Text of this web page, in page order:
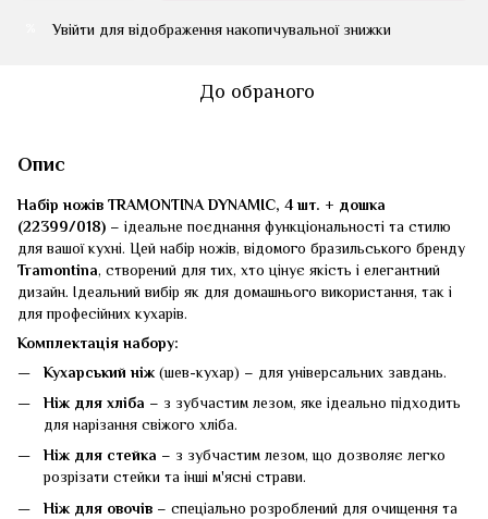
Увійти для відображення накопичувальної знижки
До обраного
Опис
Набір ножів TRAMONTINA DYNAMIC, 4 шт. + дошка
(22399/018) – ідеальне поєднання функціональності та стилю
для вашої кухні. Цей набір ножів, відомого бразильського бренду
Tramontina, створений для тих, хто цінує якість і елегантний
дизайн. Ідеальний вибір як для домашнього використання, так і
для професійних кухарів.
Комплектація набору:
Кухарський ніж (шев-кухар) – для універсальних завдань.
Ніж для хліба – з зубчастим лезом, яке ідеально підходить
для нарізання свіжого хліба.
Ніж для стейка – з зубчастим лезом, що дозволяє легко
розрізати стейки та інші м'ясні страви.
Ніж для овочів – спеціально розроблений для очищення та